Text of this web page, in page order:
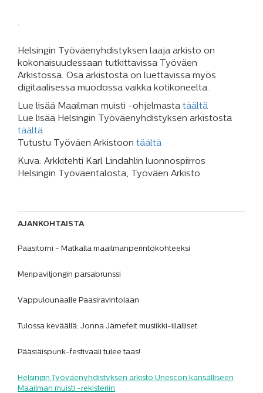
.
Helsingin Työväenyhdistyksen laaja arkisto on
kokonaisuudessaan tutkittavissa Työväen
Arkistossa. Osa arkistosta on luettavissa myös
digitaalisessa muodossa vaikka kotikoneelta.
Lue lisää Maailman muisti -ohjelmasta täältä
Lue lisää Helsingin Työväenyhdistyksen arkistosta
täältä
Tutustu Työväen Arkistoon täältä
Kuva: Arkkitehti Karl Lindahlin luonnospiirros
Helsingin Työväentalosta, Työväen Arkisto
AJANKOHTAISTA
Paasitorni - Matkalla maailmanperintökohteeksi
Meripaviljongin parsabrunssi
Vappulounaalle Paasiravintolaan
Tulossa keväällä: Jonna Järnefelt musiikki-illalliset
Pääsiäispunk-festivaali tulee taas!
Helsingin Työväenyhdistyksen arkisto Unescon kansalliseen
Maailman muisti -rekisteriin